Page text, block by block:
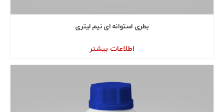
بطری استوانه ای نيم ليتری
اطلاعات بیشتر